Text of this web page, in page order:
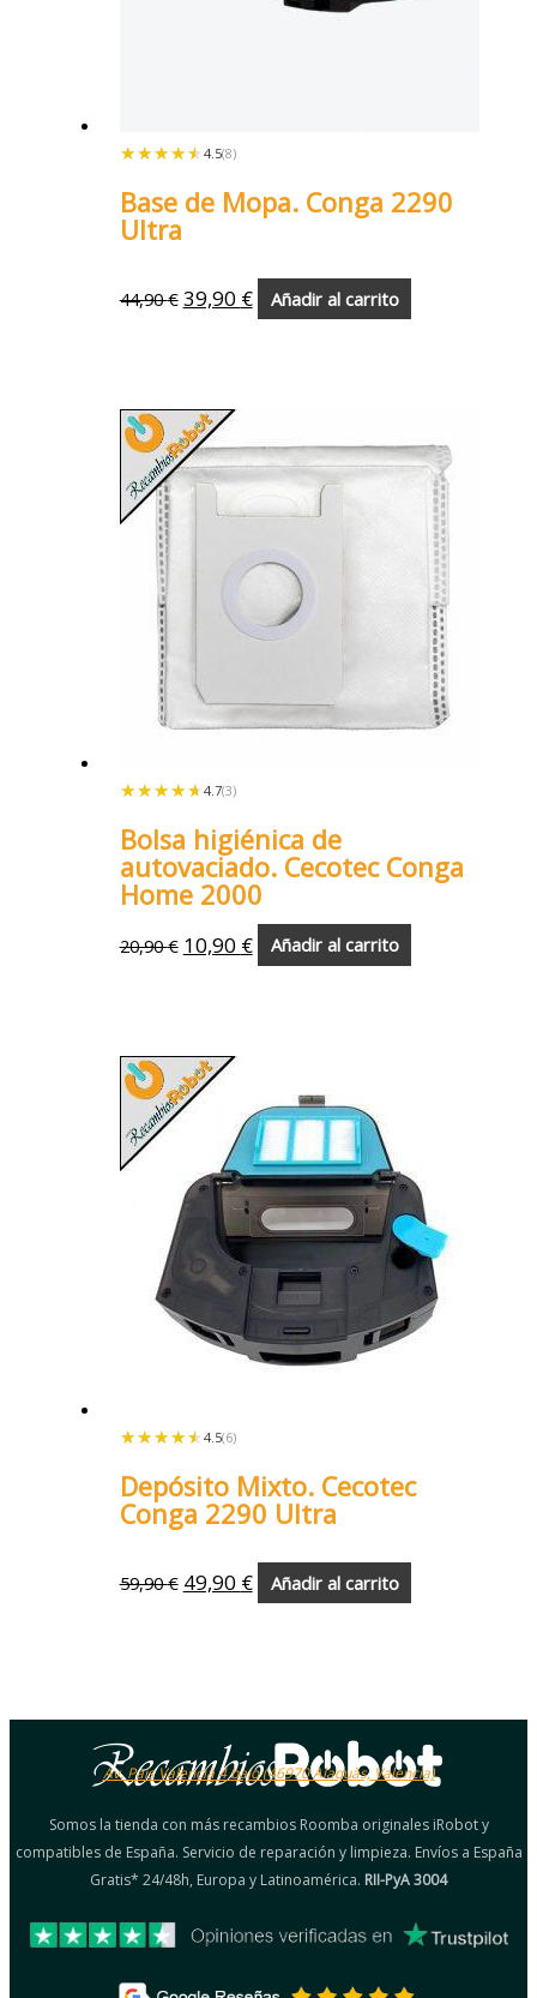
★★★★★
★★★★★ 4.5(8)
Base de Mopa. Conga 2290
Ultra
44,90€ 39,90 € Añadir al carrito
★★★★★
★★★★★ 4.7(3)
Bolsa higiénica de
autovaciado. Cecotec Conga
Home 2000
20,90€ 10,90 € Añadir al carrito
★★★★★
★★★★★ 4.5(6)
Depósito Mixto. Cecotec
Conga 2290 Ultra
59,90€ 49,90 € Añadir al carrito
Av. País Valencià 4 bajo (46970 Alaquàs, Valencia)
Somos la tienda con más recambios Roomba originales iRobot y
compatibles de España. Servicio de reparación y limpieza. Envíos a España
Gratis* 24/48h, Europa y Latinoamérica. RII-PyA 3004